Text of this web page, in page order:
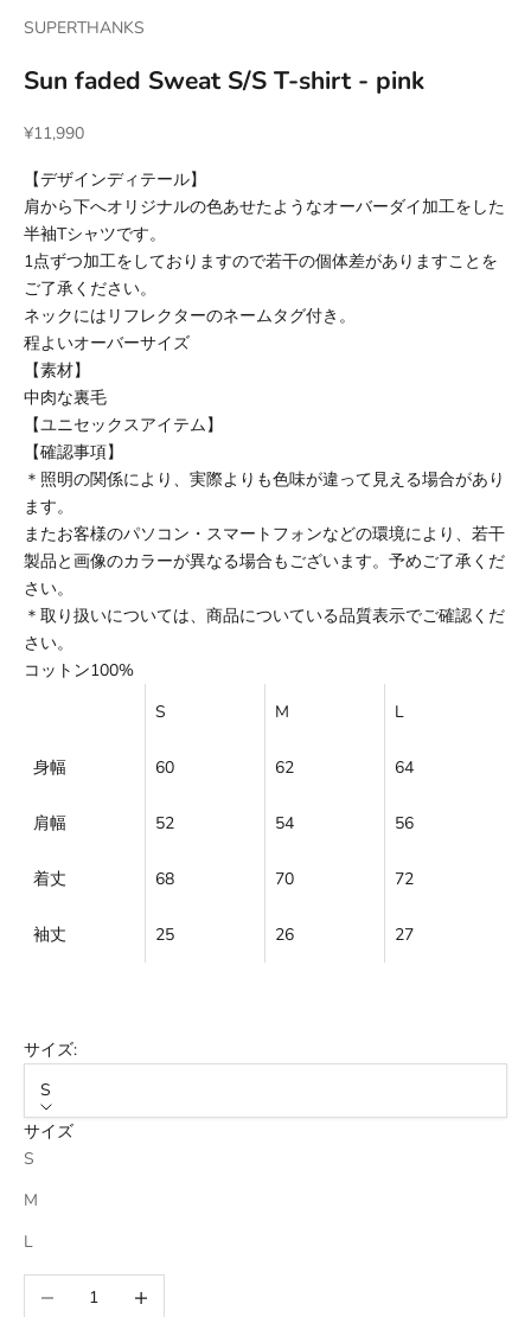
SUPERTHANKS
Sun faded Sweat S/S T-shirt - pink
セール価格
¥11,990
【デザインディテール】
肩から下へオリジナルの色あせたようなオーバーダイ加工をした
半袖Tシャツです。
1点ずつ加工をしておりますので若干の個体差がありますことを
ご了承ください。
ネックにはリフレクターのネームタグ付き。
程よいオーバーサイズ
【素材】
中肉な裏毛
【ユニセックスアイテム】
【確認事項】
＊照明の関係により、実際よりも色味が違って見える場合があり
ます。
またお客様のパソコン・スマートフォンなどの環境により、若干
製品と画像のカラーが異なる場合もございます。予めご了承くだ
さい。
＊取り扱いについては、商品についている品質表示でご確認くだ
さい。
コットン100%
S
M L
身幅 60 62 64
肩幅 52 54 56
着丈 68 70 72
袖丈 25 26 27
サイズ:
S
サイズ
S
M
L
数量を減らす 数量を増やす